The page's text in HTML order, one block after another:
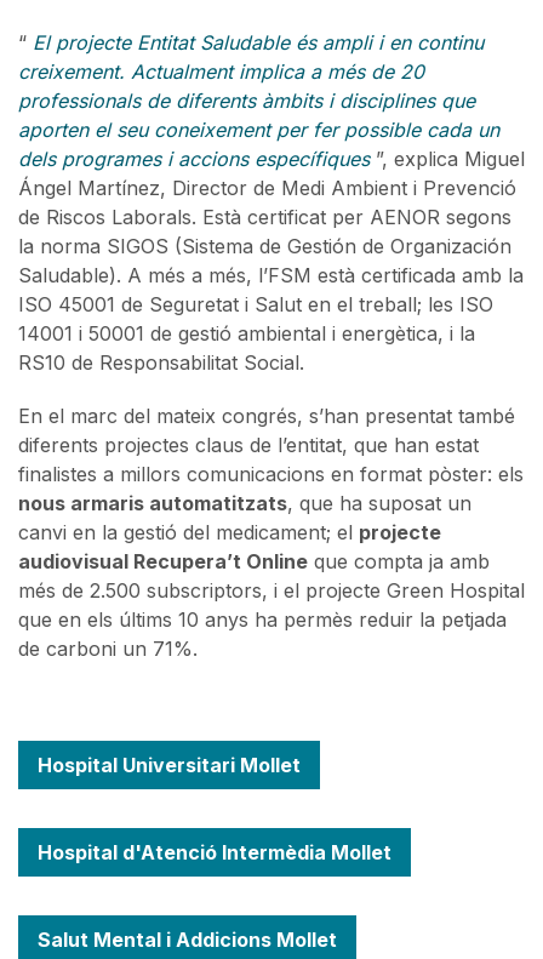
“ El projecte Entitat Saludable és ampli i en continu
creixement. Actualment implica a més de 20
professionals de diferents àmbits i disciplines que
aporten el seu coneixement per fer possible cada un
dels programes i accions específiques ”, explica Miguel
Ángel Martínez, Director de Medi Ambient i Prevenció
de Riscos Laborals. Està certificat per AENOR segons
la norma SIGOS (Sistema de Gestión de Organización
Saludable). A més a més, l’FSM està certificada amb la
ISO 45001 de Seguretat i Salut en el treball; les ISO
14001 i 50001 de gestió ambiental i energètica, i la
RS10 de Responsabilitat Social.
En el marc del mateix congrés, s’han presentat també
diferents projectes claus de l’entitat, que han estat
finalistes a millors comunicacions en format pòster: els
nous armaris automatitzats, que ha suposat un
canvi en la gestió del medicament; el projecte
audiovisual Recupera’t Online que compta ja amb
més de 2.500 subscriptors, i el projecte Green Hospital
que en els últims 10 anys ha permès reduir la petjada
de carboni un 71%.
Hospital Universitari Mollet
Hospital d'Atenció Intermèdia Mollet
Salut Mental i Addicions Mollet